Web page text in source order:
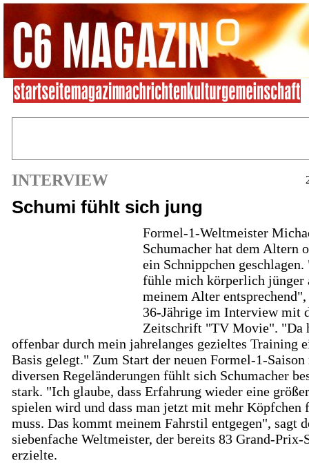
INTERVIEW
Schumi fühlt sich jung
Formel-1-Weltmeister
Schumacher hat dem Altern
ein Schnippchen
fühle mich körperlich jünger
meinem Alter entsprechend",
36-Jährige im Interview mit
Zeitschrift "TV Movie". "Da
offenbar durch mein jahrelanges gezieltes Training
Basis gelegt." Zum Start der neuen Formel-1-
diversen Regeländerungen fühlt sich Schumacher
stark. "Ich glaube, dass Erfahrung wieder eine
spielen wird und dass man jetzt mit mehr Köpfchen
muss. Das kommt meinem Fahrstil entgegen", sagt
siebenfache Weltmeister, der bereits 83 Grand-Prix-
erzielte.